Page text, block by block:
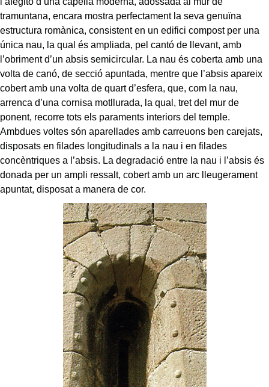
tramuntana, encara mostra perfectament la seva genuïna
estructura romànica, consistent en un edifici compost per una
única nau, la qual és ampliada, pel cantó de llevant, amb
l’obriment d’un absis semicircular. La nau és coberta amb una
volta de canó, de secció apuntada, mentre que l’absis apareix
cobert amb una volta de quart d’esfera, que, com la nau,
arrenca d’una cornisa motllurada, la qual, tret del mur de
ponent, recorre tots els paraments interiors del temple.
Ambdues voltes són aparellades amb carreuons ben carejats,
disposats en filades longitudinals a la nau i en filades
concèntriques a l’absis. La degradació entre la nau i l’absis és
donada per un ampli ressalt, cobert amb un arc lleugerament
apuntat, disposat a manera de cor.